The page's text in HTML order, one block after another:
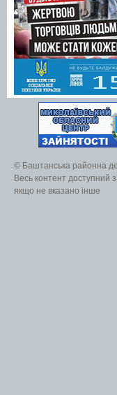
© Баштанська районна
Весь контент доступний
якщо не вказано інше